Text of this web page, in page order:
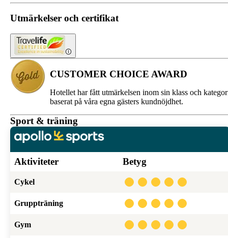
Utmärkelser och certifikat
CUSTOMER CHOICE AWARD
Hotellet har fått utmärkelsen inom sin klass och
baserat på våra egna gästers kundnöjdhet.
Sport & träning
Aktiviteter Betyg
Cykel
Gruppträning
Gym